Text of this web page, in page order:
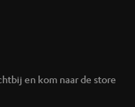
en kom naar de store